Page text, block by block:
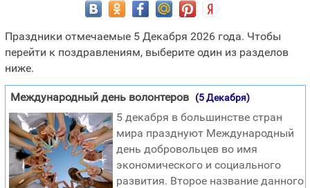
Праздники отмечаемые 5 Декабря 2026 года. Чтобы
перейти к поздравлениям, выберите один из разделов
ниже.
Международный день волонтеров (5 Декабря)
5 декабря в большинстве стран
мира празднуют Международный
день добровольцев во имя
экономического и социального
развития. Второе название данного